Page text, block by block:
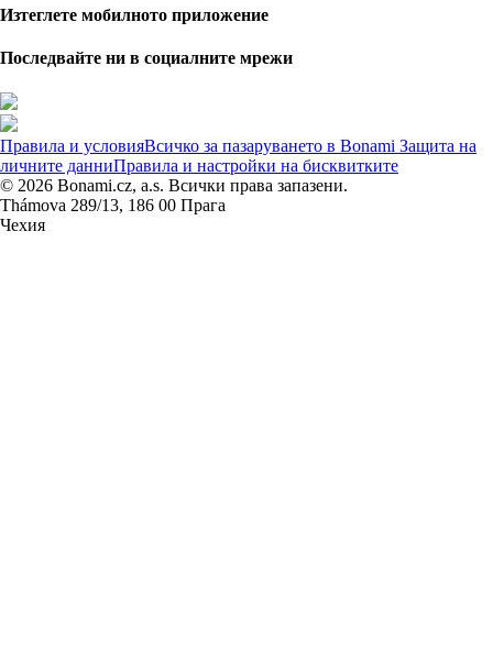
Изтеглете мобилното приложение
Последвайте ни в социалните мрежи
Правила и условияВсичко за пазаруването в Bonami Защита на
личните данниПравила и настройки на бисквитките
© 2026 Bonami.cz, a.s. Всички права запазени.
Thámova 289/13, 186 00 Прага
Чехия